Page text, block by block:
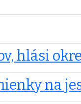
hlási
na